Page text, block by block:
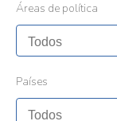
Áreas de política
Países